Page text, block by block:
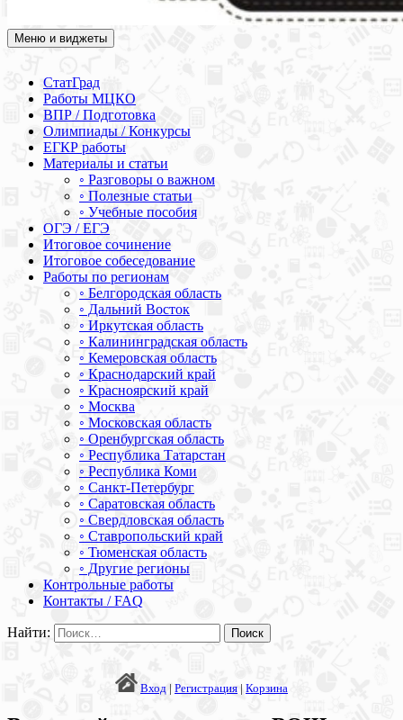
Академия СОВА
Подготовка к ЕГЭ, ОГЭ, ВПР, МЦКО, СтатГрад, КДР, ВОШ,
Меню и виджеты
СтатГрад
Работы МЦКО
ВПР / Подготовка
Олимпиады / Конкурсы
ЕГКР работы
Материалы и статьи
◦ Разговоры о важном
◦ Полезные статьи
◦ Учебные пособия
ОГЭ / ЕГЭ
Итоговое сочинение
Итоговое собеседование
Работы по регионам
◦ Белгородская область
◦ Дальний Восток
◦ Иркутская область
◦ Калининградская область
◦ Кемеровская область
◦ Краснодарский край
◦ Красноярский край
◦ Москва
◦ Московская область
◦ Оренбургская область
◦ Республика Татарстан
◦ Республика Коми
◦ Санкт-Петербург
◦ Саратовская область
◦ Свердловская область
◦ Ставропольский край
◦ Тюменская область
◦ Другие регионы
Контрольные работы
Контакты / FAQ
Найти:
Вход | Регистрация | Корзина